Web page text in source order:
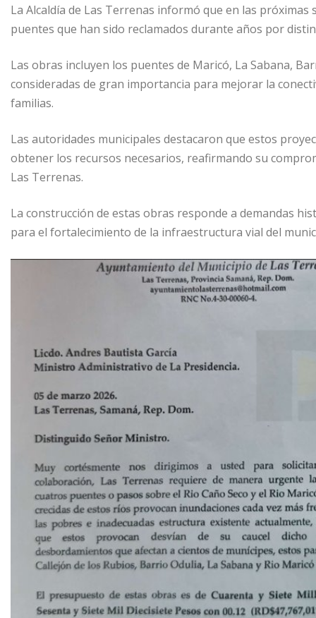
p
p
m o
o
k
ti
r
La Alcaldía de Las Terrenas informó que en las
puentes que han sido reclamados durante años por
Las obras incluyen los puentes de Maricó, La Sabana,
consideradas de gran importancia para mejorar la
familias.
Las autoridades municipales destacaron que estos
obtener los recursos necesarios, reafirmando su
Las Terrenas.
La construcción de estas obras responde a demandas
para el fortalecimiento de la infraestructura vial del